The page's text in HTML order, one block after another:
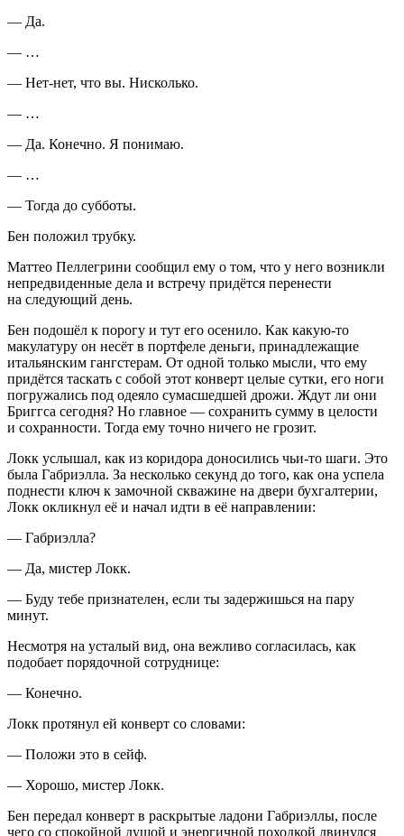
— Да.
— …
— Нет-нет, что вы. Нисколько.
— …
— Да. Конечно. Я понимаю.
— …
— Тогда до субботы.
Бен положил трубку.
Маттео Пеллегрини сообщил ему о том, что у него возникли
непредвиденные дела и встречу придётся перенести
на следующий день.
Бен подошёл к порогу и тут его осенило. Как какую-то
макулатуру он несёт в портфеле деньги, принадлежащие
итальянским гангстерам. От одной только мысли, что ему
придётся таскать с собой этот конверт целые сутки, его ноги
погружались под одеяло сумасшедшей дрожи. Ждут ли они
Бриггса сегодня? Но главное — сохранить сумму в целости
и сохранности. Тогда ему точно ничего не грозит.
Локк услышал, как из коридора доносились чьи-то шаги. Это
была Габриэлла. За несколько секунд до того, как она успела
поднести ключ к замочной скважине на двери бухгалтерии,
Локк окликнул её и начал идти в её направлении:
— Габриэлла?
— Да, мистер Локк.
— Буду тебе признателен, если ты задержишься на пару
минут.
Несмотря на усталый вид, она вежливо согласилась, как
подобает порядочной сотруднице:
— Конечно.
Локк протянул ей конверт со словами:
— Положи это в сейф.
— Хорошо, мистер Локк.
Бен передал конверт в раскрытые ладони Габриэллы, после
чего со спокойной душой и энергичной походкой двинулся